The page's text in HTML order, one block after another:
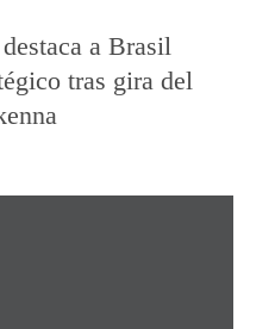
a Brasil
tras gira del